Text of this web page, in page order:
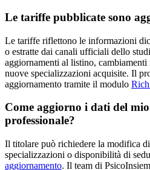
Le tariffe pubblicate sono
Le tariffe riflettono le informazioni
o estratte dai canali ufficiali dello
aggiornamenti al listino,
nuove specializzazioni acquisite. Il
aggiornamento tramite il modulo
Come aggiorno i dati del
professionale?
Il titolare può richiedere la modifica
specializzazioni o disponibilità di
aggiornamento. Il team di